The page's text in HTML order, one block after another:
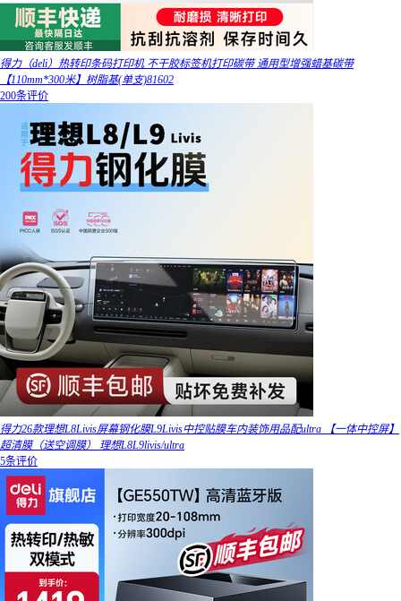
得力（deli）热转印条码打印机 不干胶标签机打印碳带 通用型增强蜡基碳带
【110mm*300米】树脂基(单支)81602
200条评价
得力26款理想L8Livis屏幕钢化膜L9Livis中控贴膜车内装饰用品配ultra 【一体中控屏】
超清膜（送空调膜） 理想L8L9livis/ultra
5条评价